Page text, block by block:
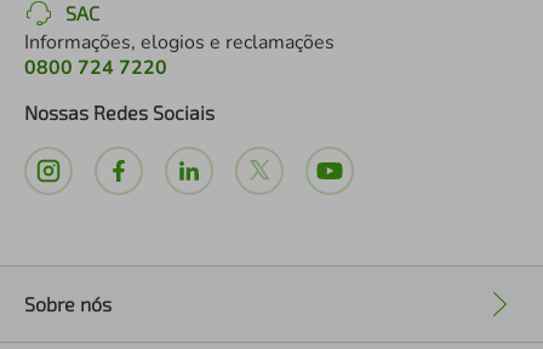
SAC
Informações, elogios e reclamações
0800 724 7220
Nossas Redes Sociais
Sobre nós